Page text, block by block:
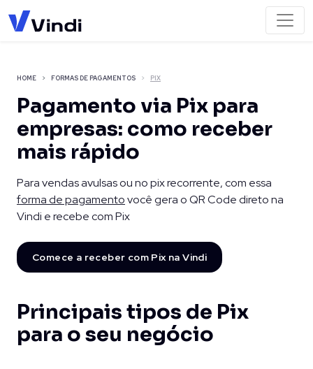
HOME FORMAS DE PAGAMENTOS PIX
Pagamento via Pix para
empresas: como receber
mais rápido
Para vendas avulsas ou no pix recorrente, com essa
formade pagamentovocê gera o QR Code direto na
Vindi erecebe com Pix
Comece a receber com Pix na Vindi
Principais tipos de Pix
para o seu negócio